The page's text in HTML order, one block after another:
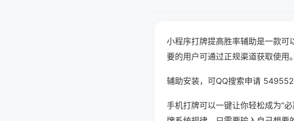
小程序打牌提高胜率辅助是一款可
要的用户可通过正规渠道获取使用。
辅助安装，可QQ搜索申请
手机打牌可以一键让你轻松成为“